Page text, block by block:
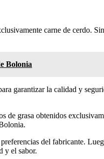
carne de cerdo.
Bolonia
garantizar la calidad y
de grasa obtenidos
del fabricante.
y el sabor.